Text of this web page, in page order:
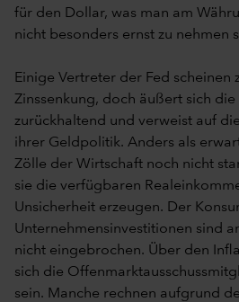
für den Dollar, was man am
nicht besonders ernst zu nehmen
Einige Vertreter der Fed scheinen
Zinssenkung, doch äußert sich
zurückhaltend und verweist auf
ihrer Geldpolitik. Anders als
Zölle der Wirtschaft noch nicht
sie die verfügbaren
Unsicherheit erzeugen. Der
Unternehmensinvestitionen sind
nicht eingebrochen. Über den
sich die
sein. Manche rechnen aufgrund